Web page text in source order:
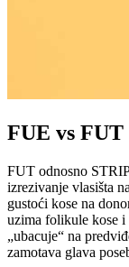
FUE vs
FUT odnosno
izrezivanje vlasišta
gustoći kose na
uzima folikule kose i
„ubacuje“ na
zamotava glava